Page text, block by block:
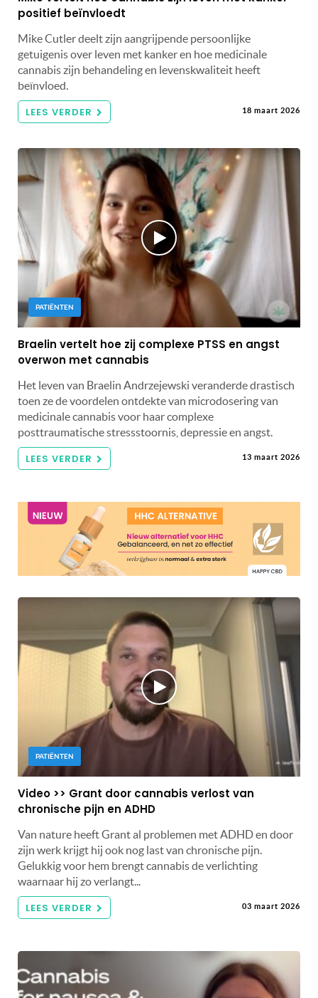
positief beïnvloedt
Mike Cutler deelt zijn aangrijpende persoonlijke
getuigenis over leven met kanker en hoe medicinale
cannabis zijn behandeling en levenskwaliteit heeft
beïnvloed.
LEES VERDER 18 maart 2026
PATIËNTEN
Braelin vertelt hoe zij complexe PTSS en angst
overwon met cannabis
Het leven van Braelin Andrzejewski veranderde drastisch
toen ze de voordelen ontdekte van microdosering van
medicinale cannabis voor haar complexe
posttraumatische stressstoornis, depressie en angst.
LEES VERDER 13 maart 2026
PATIËNTEN
Video >> Grant door cannabis verlost van
chronische pijn en ADHD
Van nature heeft Grant al problemen met ADHD en door
zijn werk krijgt hij ook nog last van chronische pijn.
Gelukkig voor hem brengt cannabis de verlichting
waarnaar hij zo verlangt...
LEES VERDER 03 maart 2026